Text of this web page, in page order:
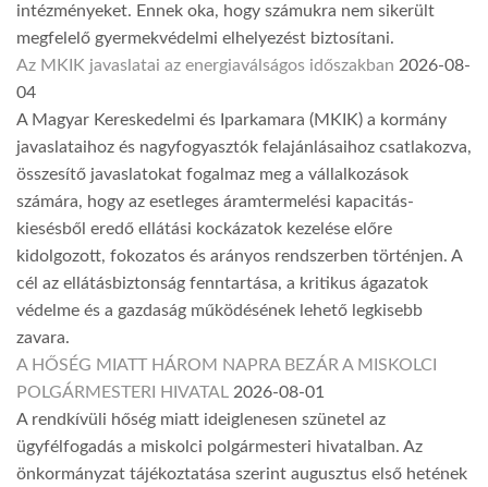
intézményeket. Ennek oka, hogy számukra nem sikerült
megfelelő gyermekvédelmi elhelyezést biztosítani.
Az MKIK javaslatai az energiaválságos időszakban 2026-08-
04
A Magyar Kereskedelmi és Iparkamara (MKIK) a kormány
javaslataihoz és nagyfogyasztók felajánlásaihoz csatlakozva,
összesítő javaslatokat fogalmaz meg a vállalkozások
számára, hogy az esetleges áramtermelési kapacitás-
kiesésből eredő ellátási kockázatok kezelése előre
kidolgozott, fokozatos és arányos rendszerben történjen. A
cél az ellátásbiztonság fenntartása, a kritikus ágazatok
védelme és a gazdaság működésének lehető legkisebb
zavara.
A HŐSÉG MIATT HÁROM NAPRA BEZÁR A MISKOLCI
POLGÁRMESTERI HIVATAL 2026-08-01
A rendkívüli hőség miatt ideiglenesen szünetel az
ügyfélfogadás a miskolci polgármesteri hivatalban. Az
önkormányzat tájékoztatása szerint augusztus első hetének